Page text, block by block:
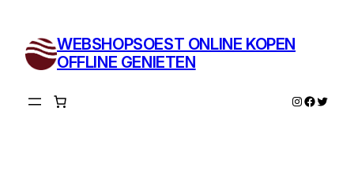
inhoud
WEBSHOPSOEST ONLINE KOPEN
OFFLINE GENIETEN
Instagram
Twitter